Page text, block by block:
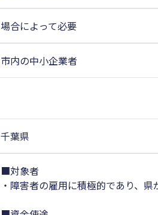
場合によって必要
市内の中小企業者
千葉県
■対象者
・障害者の雇用に積極的であり、県